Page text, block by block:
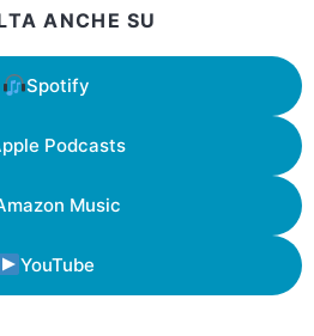
ANCHE SU
Spotify
Podcasts
Music
YouTube